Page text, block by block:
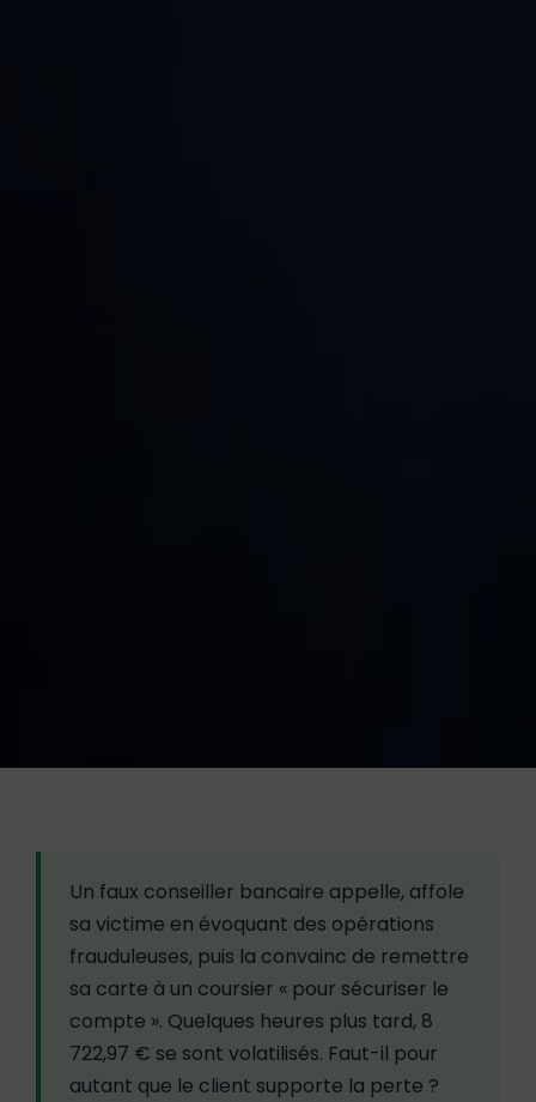
Un faux conseiller bancaire appelle, affole
sa victime en évoquant des opérations
frauduleuses, puis la convainc de remettre
sa carte à un coursier « pour sécuriser le
compte ». Quelques heures plus tard, 8
722,97 € se sont volatilisés. Faut-il pour
autant que le client supporte la perte ?